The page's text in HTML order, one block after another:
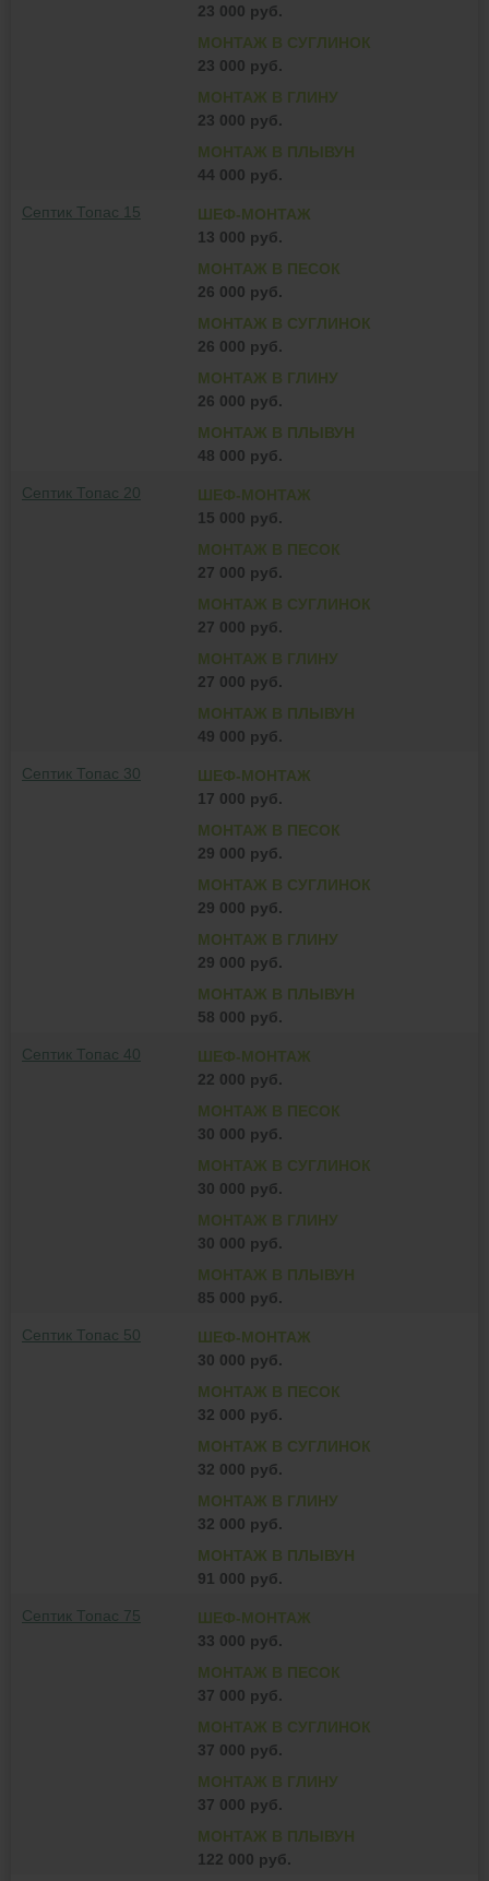
23 000 руб.
МОНТАЖ В СУГЛИНОК
23 000 руб.
МОНТАЖ В ГЛИНУ
23 000 руб.
МОНТАЖ В ПЛЫВУН
44 000 руб.
Септик Топас 15
ШЕФ-МОНТАЖ
13 000 руб.
МОНТАЖ В ПЕСОК
26 000 руб.
МОНТАЖ В СУГЛИНОК
26 000 руб.
МОНТАЖ В ГЛИНУ
26 000 руб.
МОНТАЖ В ПЛЫВУН
48 000 руб.
Септик Топас 20
ШЕФ-МОНТАЖ
15 000 руб.
МОНТАЖ В ПЕСОК
27 000 руб.
МОНТАЖ В СУГЛИНОК
27 000 руб.
МОНТАЖ В ГЛИНУ
27 000 руб.
МОНТАЖ В ПЛЫВУН
49 000 руб.
Септик Топас 30
ШЕФ-МОНТАЖ
17 000 руб.
МОНТАЖ В ПЕСОК
29 000 руб.
МОНТАЖ В СУГЛИНОК
29 000 руб.
МОНТАЖ В ГЛИНУ
29 000 руб.
МОНТАЖ В ПЛЫВУН
58 000 руб.
Септик Топас 40
ШЕФ-МОНТАЖ
22 000 руб.
МОНТАЖ В ПЕСОК
30 000 руб.
МОНТАЖ В СУГЛИНОК
30 000 руб.
МОНТАЖ В ГЛИНУ
30 000 руб.
МОНТАЖ В ПЛЫВУН
85 000 руб.
Септик Топас 50
ШЕФ-МОНТАЖ
30 000 руб.
МОНТАЖ В ПЕСОК
32 000 руб.
МОНТАЖ В СУГЛИНОК
32 000 руб.
МОНТАЖ В ГЛИНУ
32 000 руб.
МОНТАЖ В ПЛЫВУН
91 000 руб.
Септик Топас 75
ШЕФ-МОНТАЖ
33 000 руб.
МОНТАЖ В ПЕСОК
37 000 руб.
МОНТАЖ В СУГЛИНОК
37 000 руб.
МОНТАЖ В ГЛИНУ
37 000 руб.
МОНТАЖ В ПЛЫВУН
122 000 руб.